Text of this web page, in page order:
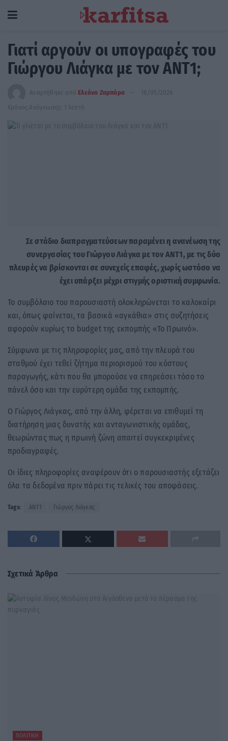
Γιατί αργούν οι υπογραφές του
Γιώργου Λιάγκα με τον ΑΝΤ1;
Αναρτήθηκε από Ελεάνα Ζαμπάρα
18/05/2026
Χρόνος Ανάγνωσης: 1 λεπτό
Σε στάδιο διαπραγματεύσεων παραμένει η ανανέωση της
συνεργασίας του Γιώργου Λιάγκα με τον ΑΝΤ1, με τις δύο
πλευρές να βρίσκονται σε συνεχείς επαφές, χωρίς ωστόσο να
έχει υπάρξει μέχρι στιγμής οριστική συμφωνία.
Το συμβόλαιο του παρουσιαστή ολοκληρώνεται το καλοκαίρι
και, όπως φαίνεται, τα βασικά «αγκάθια» στις συζητήσεις
αφορούν κυρίως το budget της εκπομπής «Το Πρωινό».
Σύμφωνα με τις πληροφορίες μας, από την πλευρά του
σταθμού έχει τεθεί ζήτημα περιορισμού του κόστους
παραγωγής, κάτι που θα μπορούσε να επηρεάσει τόσο το
πάνελ όσο και την ευρύτερη ομάδα της εκπομπής.
Ο Γιώργος Λιάγκας, από την άλλη, φέρεται να επιθυμεί τη
διατήρηση μιας δυνατής και ανταγωνιστικής ομάδας,
θεωρώντας πως η πρωινή ζώνη απαιτεί συγκεκριμένες
προδιαγραφές.
Οι ίδιες πληροφορίες αναφέρουν ότι ο παρουσιαστής εξετάζει
όλα τα δεδομένα πριν πάρει τις τελικές του αποφάσεις.
Tags: ΑΝΤ1 Γιώργος Λιάγκας
Σχετικά Άρθρα
ΠΟΛΙΤΙΚΉ